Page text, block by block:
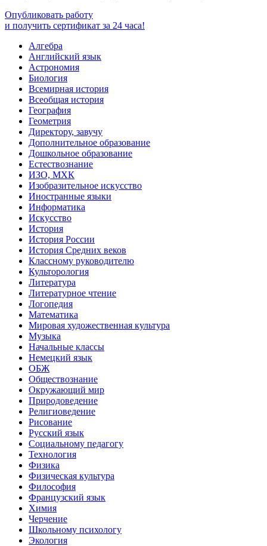
Опубликовать работу
и получить сертификат за 24 часа!
Алгебра
Английский язык
Астрономия
Биология
Всемирная история
Всеобщая история
География
Геометрия
Директору, завучу
Дополнительное образование
Дошкольное образование
Естествознание
ИЗО, МХК
Изобразительное искусство
Иностранные языки
Информатика
Искусство
История
История России
История Средних веков
Классному руководителю
Культорология
Литература
Литературное чтение
Логопедия
Математика
Мировая художественная культура
Музыка
Начальные классы
Немецкий язык
ОБЖ
Обществознание
Окружающий мир
Природоведение
Религиоведение
Рисование
Русский язык
Социальному педагогу
Технология
Физика
Физическая культура
Философия
Французский язык
Химия
Черчение
Школьному психологу
Экология